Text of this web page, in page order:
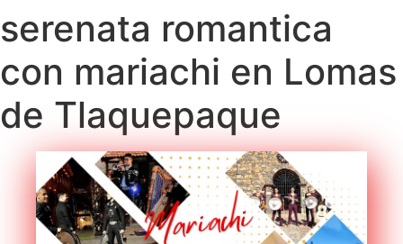
serenata romantica
con mariachi en Lomas
de Tlaquepaque